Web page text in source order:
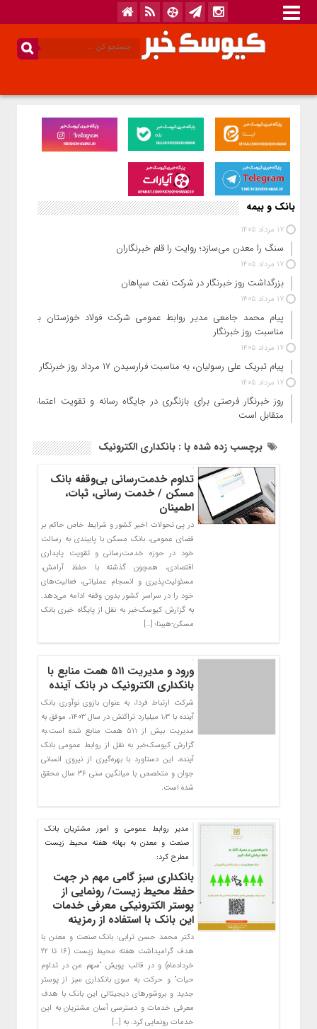
بانک و بیمه
17 مرداد 1405
سنگ را معدن می‌سازد؛ روایت را قلم خبرنگاران
17 مرداد 1405
بزرگداشت روز خبرنگار در شرکت نفت سپاهان
17 مرداد 1405
پیام محمد جامعی مدیر روابط عمومی شرکت فولاد خوزستان به
مناسبت روز خبرنگار
17 مرداد 1405
پیام تبریک علی رسولیان، به مناسبت فرارسیدن ۱۷ مرداد روز خبرنگار
17 مرداد 1405
روز خبرنگار فرصتی برای بازنگری در جایگاه رسانه و تقویت اعتماد
متقابل است
برچسب زده شده با : بانکداری الکترونیک
تداوم خدمت‌رسانی بی‌وقفه بانک
مسکن / خدمت رسانی، ثبات،
اطمینان
در پی تحولات اخیر کشور و شرایط خاص حاکم بر
فضای عمومی، بانک مسکن با پایبندی به رسالت
خود در حوزه خدمت‌رسانی و تقویت پایداری
اقتصادی، همچون گذشته با حفظ آرامش،
مسئولیت‌پذیری و انسجام عملیاتی، فعالیت‌های
خود را در سراسر کشور بدون وقفه ادامه می‌دهد.
به گزارش کیوسک‌خبر به نقل از پایگاه خبری بانک
مسکن-هیبنا؛ […]
ورود و مدیریت ۵۱۱ همت منابع با
بانکداری الکترونیک در بانک آینده
شرکت ارتباط فردا، به عنوان بازوی نوآوری بانک
آینده با ۱٫۳ میلیارد تراکنش در سال ۱۴۰۳، موفق به
مدیریت بیش از ۵۱۱ همت منابع شده است.به
گزارش کیوسک‌خبر به نقل از روابط عمومی بانک
آینده، این دستاورد با بهره‌گیری از نیروی انسانی
جوان و متخصص با میانگین سنی ۳۶ سال محقق
شده است.
مدیر روابط عمومی و امور مشتریان بانك
صنعت و معدن به بهانه هفته محیط زیست
مطرح كرد:
بانکداری سبز گامی مهم در جهت
حفظ محیط زیست/ رونمایی از
پوستر الکترونیکی معرفی خدمات
این بانک با استفاده از رمزینه
دکتر محمد حسن ترابی: بانک صنعت و معدن با
هدف گرامیداشت هفته محیط زیست (۱۶ تا ۲۲
خردادماه) و در قالب پویش “سهم من در تداوم
حیات” و حرکت به سوی بانکداری سبز از پوستر
جدید و بروشورهای دیجیتالی این بانک با هدف
معرفی خدمات و دسترسی آسان مشتریان به این
خدمات رونمایی کرد. به […]